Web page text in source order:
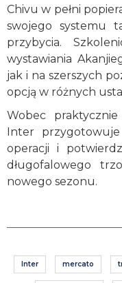
Chivu w pełni
swojego systemu
przybycia.
wystawiania
jak i na szerszych
opcją w różnych
Wobec
Inter
operacji i
długofalowego
nowego sezonu.
Inter mercato